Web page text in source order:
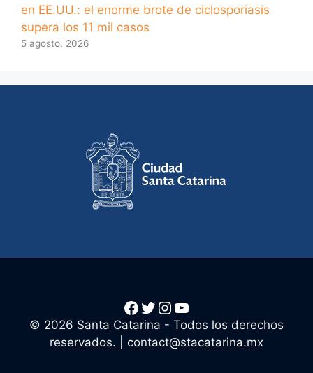
en EE.UU.: el enorme brote de ciclosporiasis
supera los 11 mil casos
5 agosto, 2026
© 2026 Santa Catarina - Todos los derechos
reservados. | contact@stacatarina.mx
Facebook
Twitter
Instagram
YouTube